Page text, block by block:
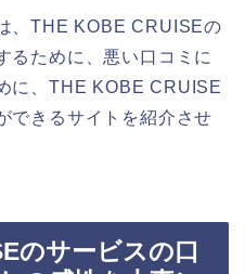
、THE KOBE CRUISEの
るために、悪い口コミに
に、THE KOBE CRUISE
できるサイトを紹介させ
のサービスの口